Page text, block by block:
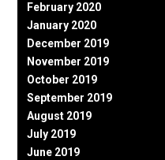
February 2020
January 2020
December 2019
November 2019
October 2019
September 2019
August 2019
July 2019
June 2019